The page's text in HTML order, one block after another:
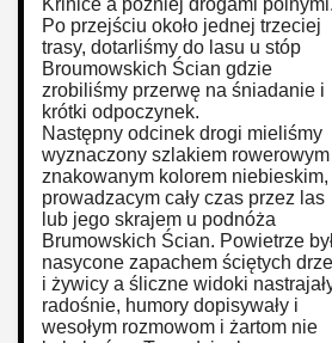
Po przejściu około jednej trzeciej
trasy, dotarliśmy do lasu u stóp
Broumowskich Ścian gdzie
zrobiliśmy przerwę na śniadanie i
krótki odpoczynek.
Następny odcinek drogi mieliśmy
wyznaczony szlakiem rowerowym
znakowanym kolorem niebieskim,
prowadzacym cały czas przez las
lub jego skrajem u podnóża
Brumowskich Ścian. Powietrze
nasycone zapachem ściętych
i żywicy a śliczne widoki
radośnie, humory dopisywały i
wesołym rozmowom i żartom nie